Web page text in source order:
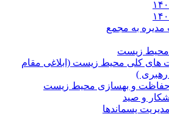
به مجمع
محیط زیست
ﻫﺎی ﮐﻠﯽ ﻣﺤﯿﻂ زﯾﺴﺖ (ابلاغی مقام
)
حفاظت و بهسازی محیط زیست
و صید
پسماندها